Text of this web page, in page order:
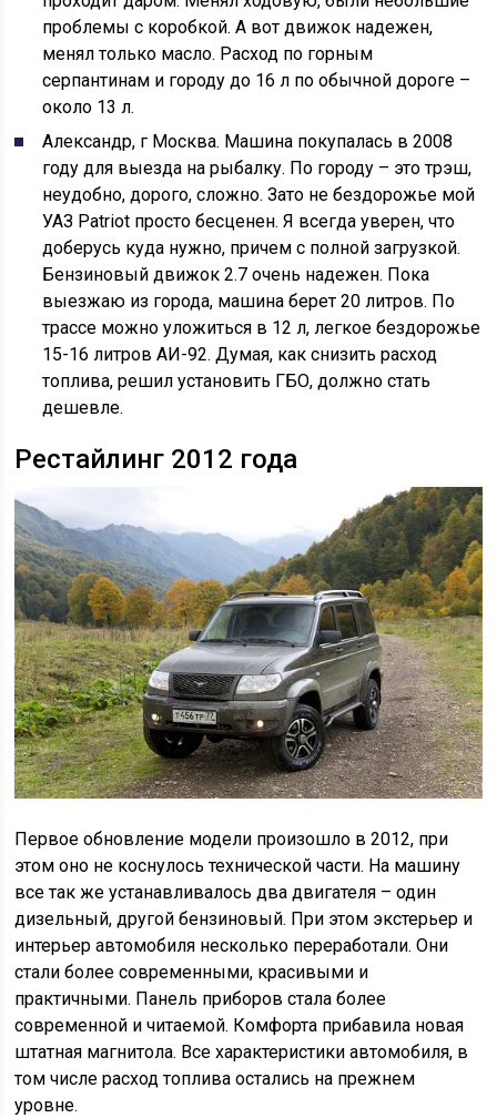
проблемы с коробкой. А вот движок надежен,
менял только масло. Расход по горным
серпантинам и городу до 16 л по обычной дороге –
около 13 л.
Александр, г Москва. Машина покупалась в 2008
году для выезда на рыбалку. По городу – это трэш,
неудобно, дорого, сложно. Зато не бездорожье мой
УАЗ Patriot просто бесценен. Я всегда уверен, что
доберусь куда нужно, причем с полной загрузкой.
Бензиновый движок 2.7 очень надежен. Пока
выезжаю из города, машина берет 20 литров. По
трассе можно уложиться в 12 л, легкое бездорожье
15-16 литров АИ-92. Думая, как снизить расход
топлива, решил установить ГБО, должно стать
дешевле.
Рестайлинг 2012 года
Первое обновление модели произошло в 2012, при
этом оно не коснулось технической части. На машину
все так же устанавливалось два двигателя – один
дизельный, другой бензиновый. При этом экстерьер и
интерьер автомобиля несколько переработали. Они
стали более современными, красивыми и
практичными. Панель приборов стала более
современной и читаемой. Комфорта прибавила новая
штатная магнитола. Все характеристики автомобиля, в
том числе расход топлива остались на прежнем
уровне.